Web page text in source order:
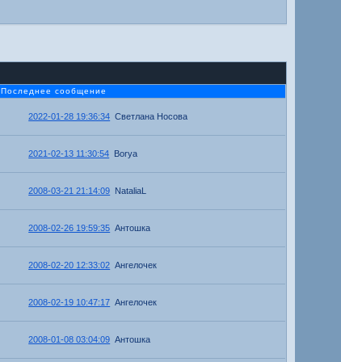
Последнее сообщение
2022-01-28 19:36:34 Светлана Носова
2021-02-13 11:30:54 Borya
2008-03-21 21:14:09 NataliaL
2008-02-26 19:59:35 Антошка
2008-02-20 12:33:02 Ангелочек
2008-02-19 10:47:17 Ангелочек
2008-01-08 03:04:09 Антошка